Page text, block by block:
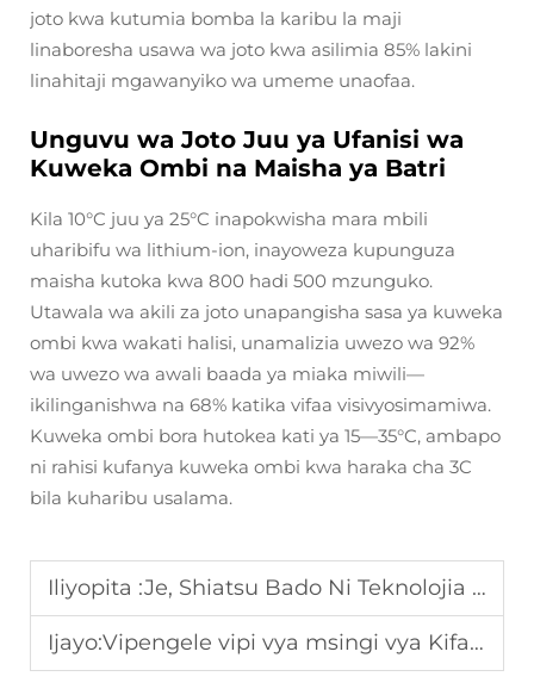
joto kwa kutumia bomba la karibu la maji
linaboresha usawa wa joto kwa asilimia 85% lakini
linahitaji mgawanyiko wa umeme unaofaa.
Unguvu wa Joto Juu ya Ufanisi wa
Kuweka Ombi na Maisha ya Batri
Kila 10°C juu ya 25°C inapokwisha mara mbili
uharibifu wa lithium-ion, inayoweza kupunguza
maisha kutoka kwa 800 hadi 500 mzunguko.
Utawala wa akili za joto unapangisha sasa ya kuweka
ombi kwa wakati halisi, unamalizia uwezo wa 92%
wa uwezo wa awali baada ya miaka miwili—
ikilinganishwa na 68% katika vifaa visivyosimamiwa.
Kuweka ombi bora hutokea kati ya 15—35°C, ambapo
ni rahisi kufanya kuweka ombi kwa haraka cha 3C
bila kuharibu usalama.
Iliyopita :Je, Shiatsu Bado Ni Teknolojia Kiongozi Katika Viti vya Uruka wa Kusasa?
Ijayo:Vipengele vipi vya msingi vya Kifaa cha Ukimya cha Kiungo na Miche cha Kipekee?